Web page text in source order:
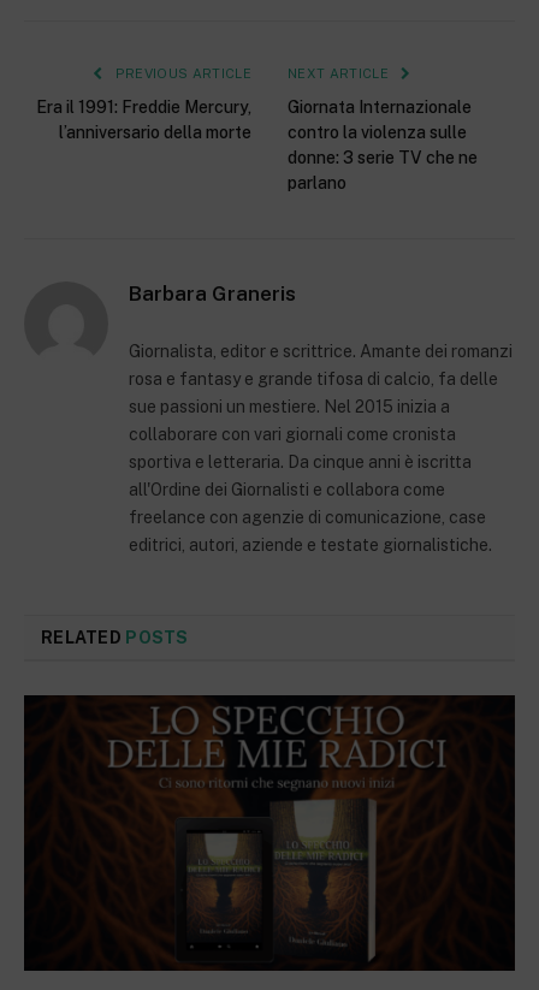
PREVIOUS ARTICLE
Era il 1991: Freddie Mercury,
l’anniversario della morte
NEXT ARTICLE
Giornata Internazionale
contro la violenza sulle
donne: 3 serie TV che ne
parlano
Barbara Graneris
Giornalista, editor e scrittrice. Amante dei romanzi
rosa e fantasy e grande tifosa di calcio, fa delle
sue passioni un mestiere. Nel 2015 inizia a
collaborare con vari giornali come cronista
sportiva e letteraria. Da cinque anni è iscritta
all'Ordine dei Giornalisti e collabora come
freelance con agenzie di comunicazione, case
editrici, autori, aziende e testate giornalistiche.
RELATED POSTS